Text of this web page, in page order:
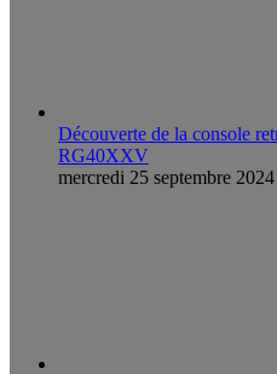
Découverte de la console
RG40XXV
mercredi 25 septembre 2024